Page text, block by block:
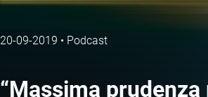
20-09-2019 • Podcast
“Massima